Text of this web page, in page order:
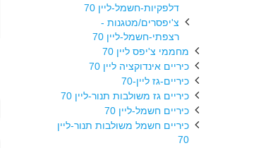
דלפקיות-חשמל-ליין 70
צ'יפסרים/מטגנות -
רצפתי-חשמל-ליין 70
מחממי צ'יפס ליין 70
כיריים אינדוקציה ליין 70
כיריים-גז ליין-70
כיריים גז משולבות תנור-ליין 70
כיריים חשמל-ליין 70
כיריים חשמל משולבות תנור-ליין
70